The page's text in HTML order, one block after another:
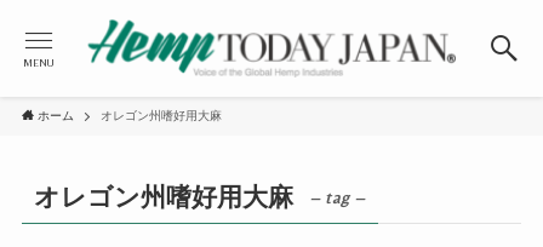
MENU
ホーム オレゴン州嗜好用大麻
オレゴン州嗜好用大麻 – tag –